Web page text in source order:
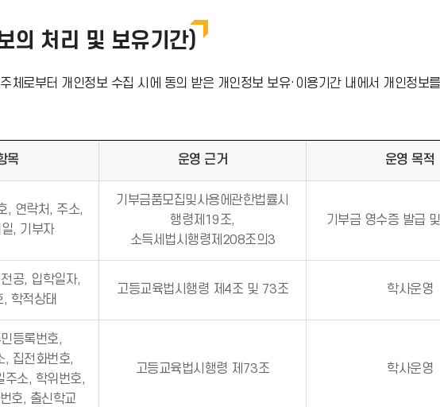
의 처리 및 보유기간)
체로부터 개인정보 수집 시에 동의 받은 개인정보 보유·이용기간 내에서 개인정보
목 운영 근거 운영 목적
, 연락처, 주소,
, 기부자
기부금품모집및사용에관한법률시
행령제19조,
소득세법시행령제208조의3
기부금 영수증 발급
공, 입학일자,
, 학적상태
고등교육법시행령 제4조 및 73조 학사운영
등록번호,
, 집전화번호,
주소, 학위번호,
호, 출신학교
고등교육법시행령 제73조 학사운영